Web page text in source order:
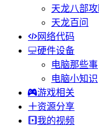
天龙八部
天龙百问
网络代码
硬件设备
电脑那些事
电脑小知识
游戏相关
资源分享
我的视频